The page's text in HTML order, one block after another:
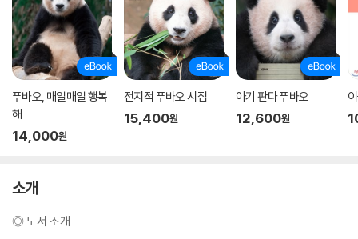
푸바오, 매일매일 행복
해
14,000원
전지적 푸바오 시점
15,400원
아기 판다 푸바오
12,600원
소개
◎ 도서 소개